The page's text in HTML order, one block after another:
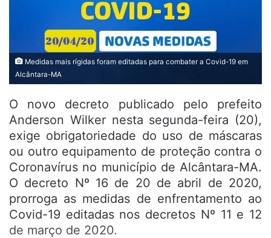
Medidas mais rígidas foram editadas para combater a Covid-19 em
Alcântara-MA
O novo decreto publicado pelo prefeito
Anderson Wilker nesta segunda-feira (20),
exige obrigatoriedade do uso de máscaras
ou outro equipamento de proteção contra o
Coronavírus no município de Alcântara-MA.
O decreto Nº 16 de 20 de abril de 2020,
prorroga as medidas de enfrentamento ao
Covid-19 editadas nos decretos Nº 11 e 12
de março de 2020.